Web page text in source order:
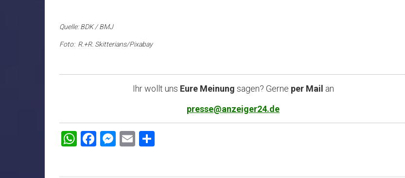
Quelle: BDK / BMJ
Foto: R.+R. Skitterians/Pixabay
Ihr wollt uns Eure Meinung sagen? Gerne per Mail an
presse@anzeiger24.de
WhatsApp
Facebook
Messenger
Email